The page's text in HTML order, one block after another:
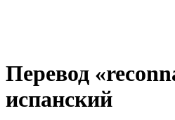
Перевод
испанский